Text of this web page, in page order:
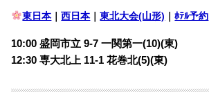
東日本｜西日本｜東北大会(山形) ｜ﾎﾃﾙ予約
10:00 盛岡市立 9-7 一関第一(10)(東)
12:30 専大北上 11-1 花巻北(5)(東)